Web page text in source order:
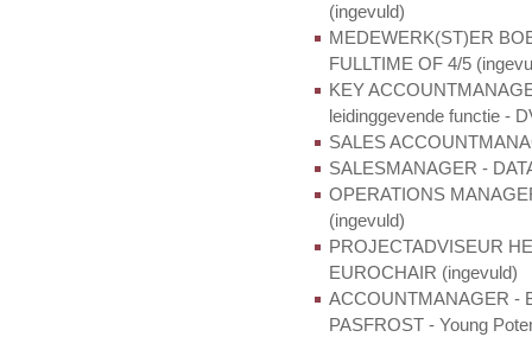
(ingevuld)
MEDEWERK(ST)ER
FULLTIME OF 4/5
KEY
leidinggevende functie -
SALES
SALESMANAGER -
OPERATIONS
(ingevuld)
PROJECTADVISEUR
EUROCHAIR (ingevuld)
ACCOUNTMANAGER -
PASFROST - Young